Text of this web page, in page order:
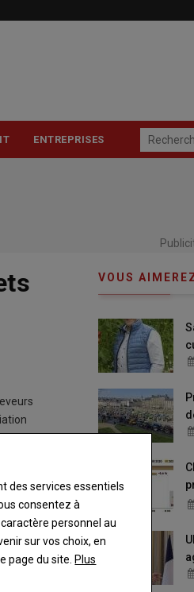
ENTREPRISES
de la
un
qui
VOUS
des services essentiels
consentez à
personnel au
sur vos choix, en
page du site. Plus